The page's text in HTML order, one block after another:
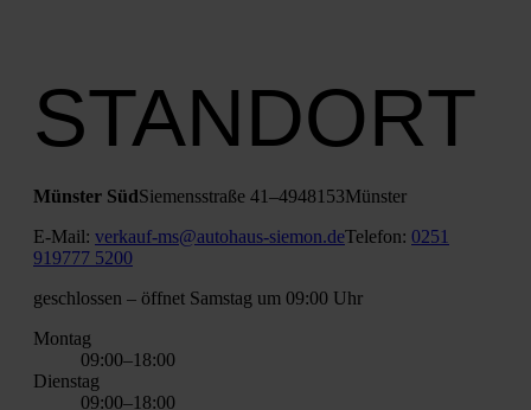
STANDORT
Müns­ter SüdSie­mens­stra­ße 41–4948153Müns­ter
E‑Mail: verkauf-ms@autohaus-siemon.deTele­fon: 0251
919777 5200
geschlos­sen – öff­net Sams­tag um 09:00 Uhr
Mon­tag
09:00–18:00
Diens­tag
09:00–18:00